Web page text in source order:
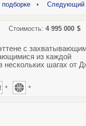
подборке• Следующий
Стоимость: 4 995 000 $
с
из каждой
нескольких шагах от
* *